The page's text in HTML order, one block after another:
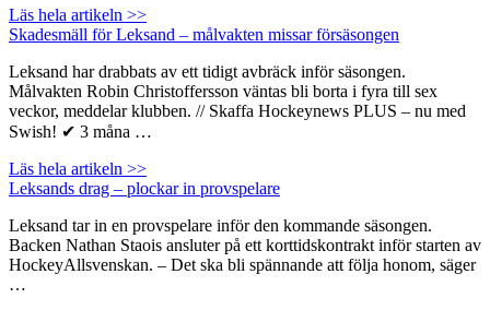
Läs hela artikeln >>
Skadesmäll för Leksand – målvakten missar försäsongen
Leksand har drabbats av ett tidigt avbräck inför säsongen.
Målvakten Robin Christoffersson väntas bli borta i fyra till sex
veckor, meddelar klubben. // Skaffa Hockeynews PLUS – nu med
Swish! ✔ 3 måna …
Läs hela artikeln >>
Leksands drag – plockar in provspelare
Leksand tar in en provspelare inför den kommande säsongen.
Backen Nathan Staois ansluter på ett korttidskontrakt inför starten av
HockeyAllsvenskan. – Det ska bli spännande att följa honom, säger
…